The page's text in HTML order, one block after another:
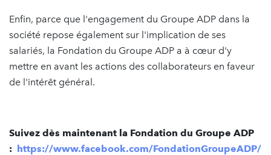
Enfin, parce que l'engagement du Groupe ADP dans la
société repose également sur l'implication de ses
salariés, la Fondation du Groupe ADP a à cœur d'y
mettre en avant les actions des collaborateurs en faveur
de l'intérêt général.
Suivez dès maintenant la Fondation du Groupe ADP
: https://www.facebook.com/FondationGroupeADP/